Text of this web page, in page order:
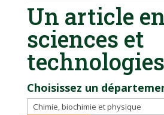
Un article
sciences et
technologies
Choisissez un